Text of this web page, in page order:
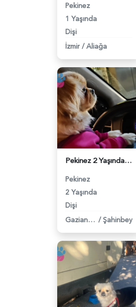
Pekinez
1 Yaşında
Dişi
İzmir / Aliağa
Pekinez 2 Yaşında Köpeğime Eş Arıyorum - 118983688
Pekinez
2 Yaşında
Dişi
Gaziantep / Şahinbey